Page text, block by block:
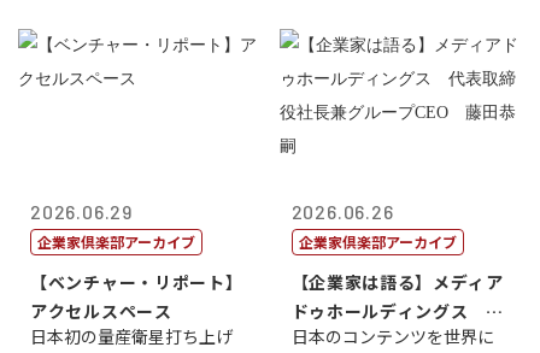
2026.06.29
企業家倶楽部アーカイブ
【ベンチャー・リポート】
アクセルスペース
日本初の量産衛星打ち上げ
2026.06.26
企業家倶楽部アーカイブ
【企業家は語る】メディア
ドゥホールディングス 代
表取締役社長...
日本のコンテンツを世界に